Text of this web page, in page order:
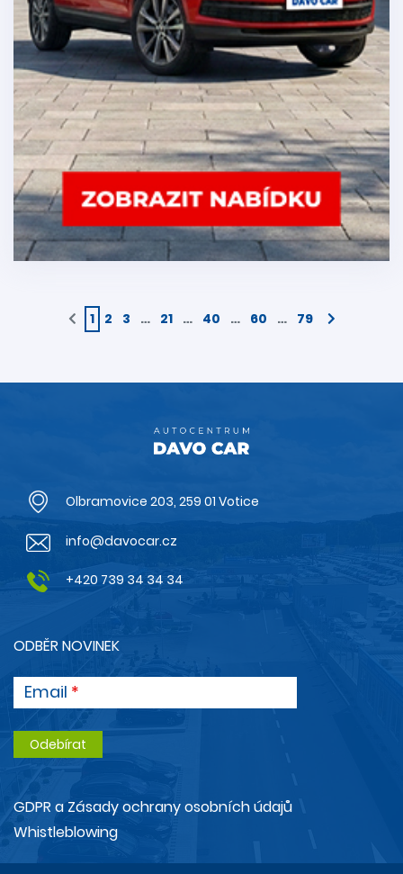
1 2 3 … 21 … 40 … 60 … 79
Olbramovice 203, 259 01 Votice
info@davocar.cz
+420 739 34 34 34
ODBĚR NOVINEK
Email
GDPR a Zásady ochrany osobních údajů
Whistleblowing